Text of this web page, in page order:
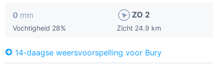
0 mm
Vochtigheid 28%
ZO 2
Zicht 24.9 km
14-daagse weersvoorspelling voor Bury